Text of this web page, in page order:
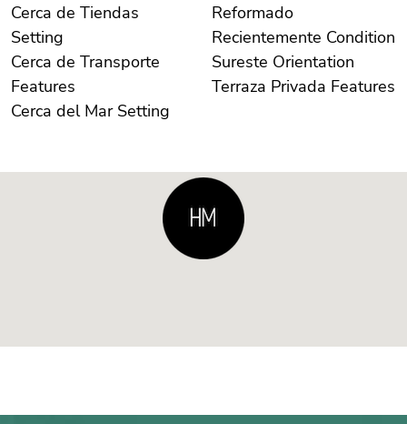
Cerca de Tiendas
Setting
Cerca de Transporte
Features
Cerca del Mar Setting
Reformado
Recientemente Condition
Sureste Orientation
Terraza Privada Features